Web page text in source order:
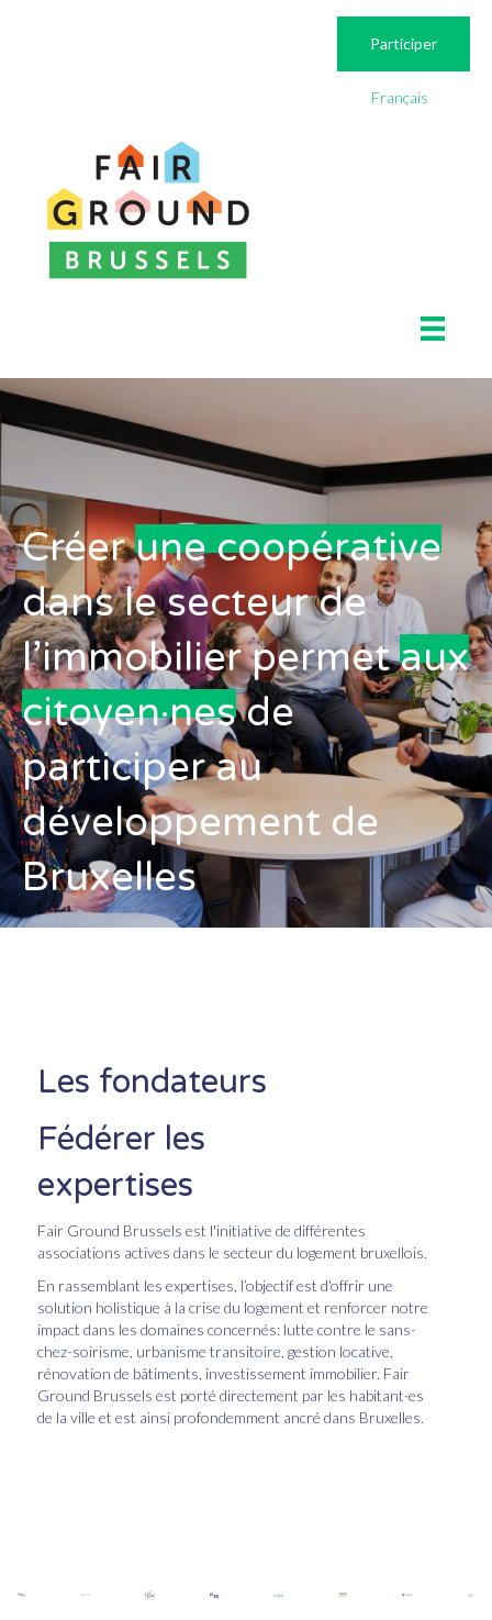
Participer
Français
Créerune coopérative
dans le secteur de
l’immobilier permetaux
citoyen·nesde
participer au
développement de
Bruxelles
Les fondateurs
Fédérer les
expertises
Fair Ground Brussels est l'initiative de différentes
associations actives dans le secteur du logement bruxellois.
En rassemblant les expertises, l’objectif est d'offrir une
solution holistique à la crise du logement et renforcer notre
impact dans les domaines concernés: lutte contre le sans-
chez-soirisme, urbanisme transitoire, gestion locative,
rénovation de bâtiments, investissement immobilier. Fair
Ground Brussels est porté directement par les habitant·es
de la ville et est ainsi profondemment ancré dans Bruxelles.